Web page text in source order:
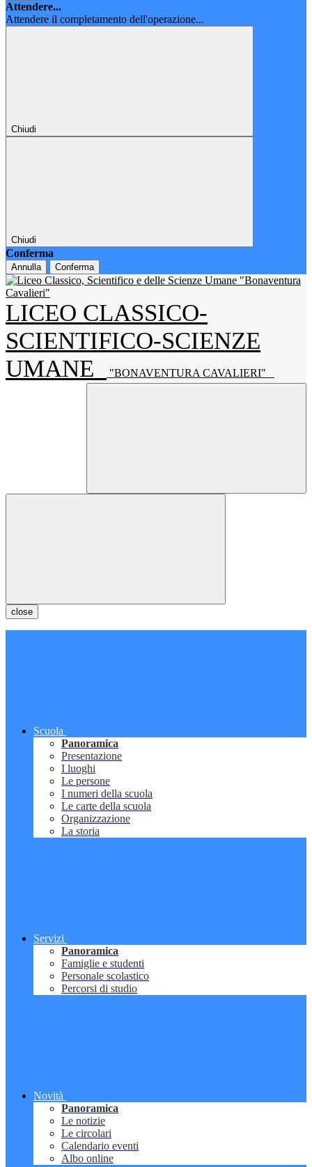
Attendere...
Attendere il completamento dell'operazione...
Chiudi
Chiudi
Conferma
Annulla Conferma
LICEO CLASSICO-
SCIENTIFICO-SCIENZE
UMANE
"BONAVENTURA CAVALIERI"
close
Scuola
Panoramica
Presentazione
I luoghi
Le persone
I numeri della scuola
Le carte della scuola
Organizzazione
La storia
Servizi
Panoramica
Famiglie e studenti
Personale scolastico
Percorsi di studio
Novità
Panoramica
Le notizie
Le circolari
Calendario eventi
Albo online